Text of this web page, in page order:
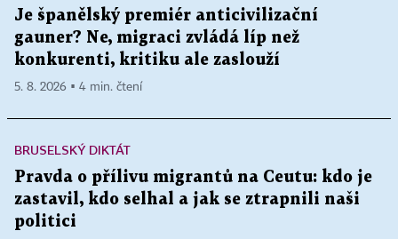
Je španělský premiér anticivilizační
gauner? Ne, migraci zvládá líp než
konkurenti, kritiku ale zaslouží
5. 8. 2026 ▪ 4 min. čtení
BRUSELSKÝ DIKTÁT
Pravda o přílivu migrantů na Ceutu: kdo je
zastavil, kdo selhal a jak se ztrapnili naši
politici